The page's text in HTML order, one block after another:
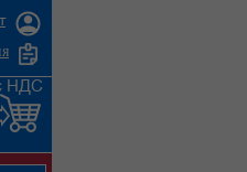
НДС